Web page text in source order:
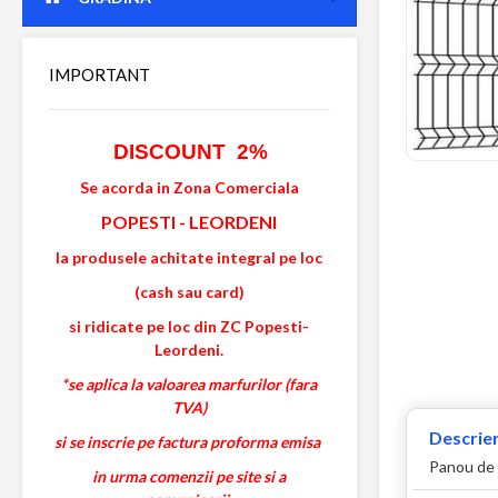
IMPORTANT
DISCOUNT 2%
Se acorda in Zona Comerciala
POPESTI - LEORDENI
la produsele achitate integral pe loc
(cash sau card)
si ridicate pe loc din ZC Popesti-
Leordeni.
*se aplica la valoarea marfurilor (fara
TVA)
si se inscrie pe factura proforma emisa
in urma comenzii pe site si a
Panou